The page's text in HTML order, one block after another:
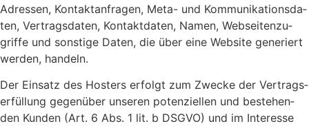
Adres­sen, Kon­takt­an­fra­gen, Meta- und Kom­mu­ni­ka­ti­ons­da­
ten, Ver­trags­da­ten, Kon­takt­da­ten, Namen, Web­sei­ten­zu­
grif­fe und sons­ti­ge Daten, die über eine Web­site gene­riert
wer­den, han­deln.
Der Ein­satz des Hos­ters erfolgt zum Zwe­cke der Ver­trags­
er­fül­lung gegen­über unse­ren poten­zi­el­len und bestehen­
den Kun­den (Art. 6 Abs. 1 lit. b DSGVO) und im Inter­es­se